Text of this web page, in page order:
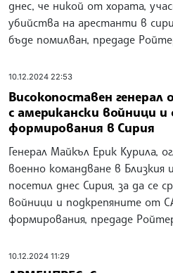
днес, че никой от хората,
убийства на арестанти в
бъде помилван, предаде
10.12.2024 22:53
Високопоставен
с американски войници и
формирования в Сирия
Генерал Майкъл Ерик Курила,
военно командване в Близкия
посетил днес Сирия, за да се
войници и подкрепяните от
формирования, предаде
10.12.2024 11:29